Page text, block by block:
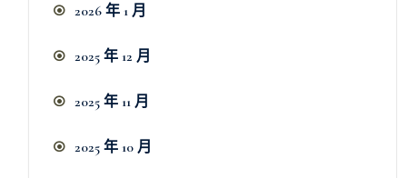
2026 年 1 月
2025 年 12 月
2025 年 11 月
2025 年 10 月